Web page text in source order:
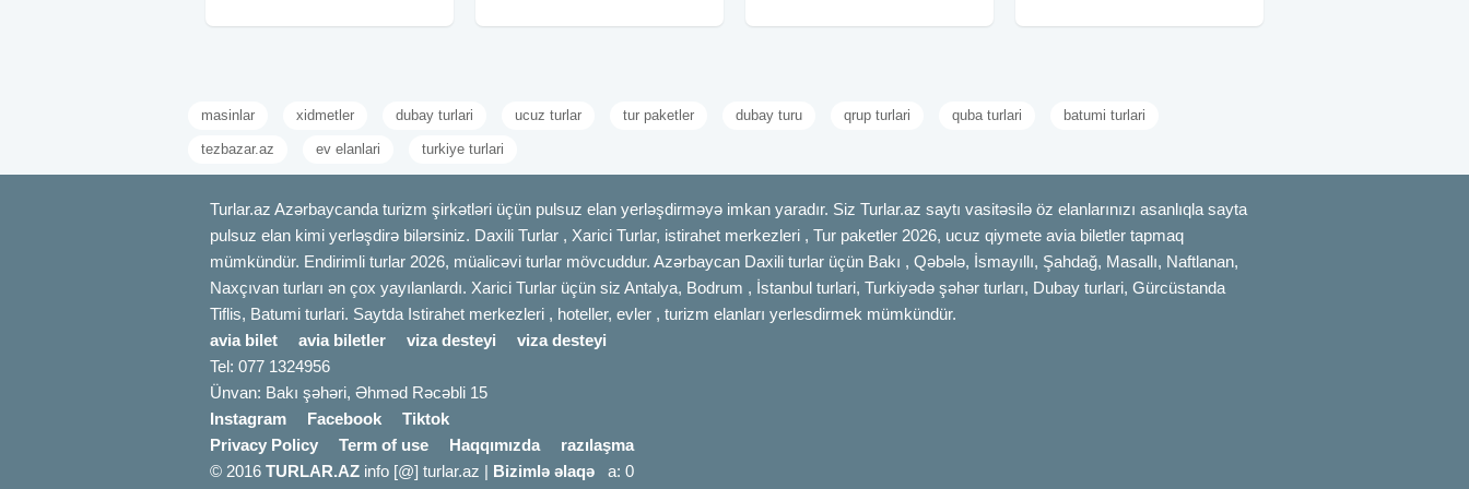
və unudulmaz xatirələr toplamaq üçün bu turu qaçırmayın
Qeydiyyat:
Astalaniya
masinlar xidmetler dubay turlari ucuz turlar tur paketler dubay turu qrup turlari quba turlari batumi turlari
tezbazar.az ev elanlari turkiye turlari
Turlar.az Azərbaycanda turizm şirkətləri üçün pulsuz elan yerləşdirməyə imkan yaradır. Siz Turlar.az saytı vasitəsilə öz elanlarınızı asanlıqla sayta
pulsuz elan kimi yerləşdirə bilərsiniz. Daxili Turlar , Xarici Turlar, istirahet merkezleri , Tur paketler 2026, ucuz qiymete avia biletler tapmaq
mümkündür. Endirimli turlar 2026, müalicəvi turlar mövcuddur. Azərbaycan Daxili turlar üçün Bakı , Qəbələ, İsmayıllı, Şahdağ, Masallı, Naftlanan,
Naxçıvan turları ən çox yayılanlardı. Xarici Turlar üçün siz Antalya, Bodrum , İstanbul turlari, Turkiyədə şəhər turları, Dubay turlari, Gürcüstanda
Tiflis, Batumi turlari. Saytda Istirahet merkezleri , hoteller, evler , turizm elanları yerlesdirmek mümkündür.
avia bilet
avia biletler viza desteyi
viza desteyi
Tel: 077 1324956
Ünvan: Bakı şəhəri, Əhməd Rəcəbli 15
Instagram
Facebook
Tiktok
Privacy Policy
Term of use Haqqımızda
razılaşma
© 2016 TURLAR.AZ info [@] turlar.az | Bizimlə əlaqə a: 0